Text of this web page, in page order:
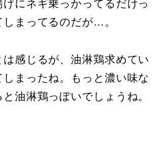
にネギ乗っかってるだけっ
まってるのだが…。
感じるが、油淋鶏求めてい
まったね。もっと濃い味な
油淋鶏っぽいでしょうね。